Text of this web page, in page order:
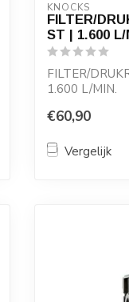
KNOCKS
FILTER/
ST | 1.600 L/
FILTER/
1.600 L/MIN.
voor...
€60,90
Vergelijk